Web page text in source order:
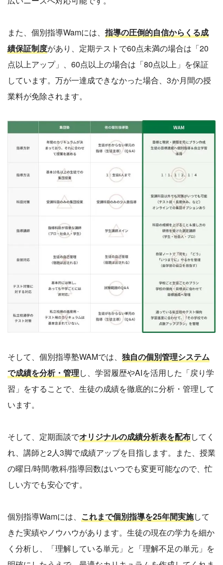
また、個別指導Wamには、 指導の圧倒的自信からくる成
績保証制度があり、定期テストで60点未満の場合は「20
点以上アップ」、60点以上の場合は「80点以上」を保証
しています。万が一達成できなかった場合、3か月間の授
業料が免除されます。
そして、個別指導塾WAMでは、 独自の個別管理システム
で成績を分析・管理し、学習履歴やAIを活用した「戻り学
習」をすることで、生徒の成績を徹底的に分析・管理して
います。
そして、定期面談でオリジナルの成績分析表を配布してく
れ、講師と2人3脚で成績アップを目指します。また、授業
の曜日/時間/教科/指導回数はいつでも変更可能なので、忙
しい方でも安心です。
個別指導Wamには、 これまで個別指導を25年間実施して
きた実績やノウハウがあります。生徒の現在の学力を細か
く分析し、「理解している単元」と「理解不足の単元」を